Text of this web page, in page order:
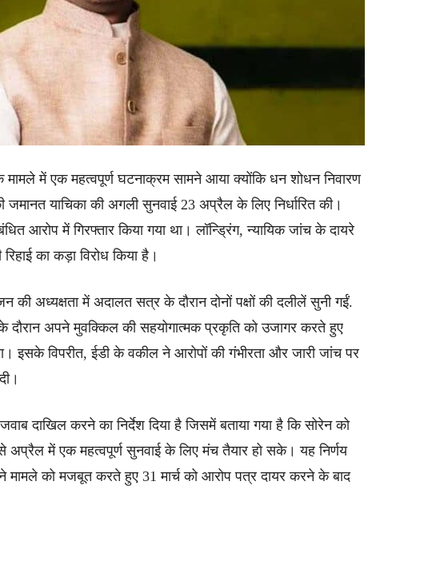
में एक महत्वपूर्ण घटनाक्रम सामने आया क्योंकि धन शोधन निवारण
याचिका की अगली सुनवाई 23 अप्रैल के लिए निर्धारित की।
आरोप में गिरफ्तार किया गया था। लॉन्ड्रिंग, न्यायिक जांच के दायरे
का कड़ा विरोध किया है।
की अध्यक्षता में अदालत सत्र के दौरान दोनों पक्षों की दलीलें सुनी गईं.
दौरान अपने मुवक्किल की सहयोगात्मक प्रकृति को उजागर करते हुए
इसके विपरीत, ईडी के वकील ने आरोपों की गंभीरता और जारी जांच पर
दाखिल करने का निर्देश दिया है जिसमें बताया गया है कि सोरेन को
अप्रैल में एक महत्वपूर्ण सुनवाई के लिए मंच तैयार हो सके। यह निर्णय
मामले को मजबूत करते हुए 31 मार्च को आरोप पत्र दायर करने के बाद